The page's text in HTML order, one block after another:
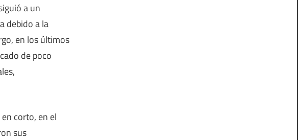
a un
debido a la
en los últimos
de poco
corto, en el
sus